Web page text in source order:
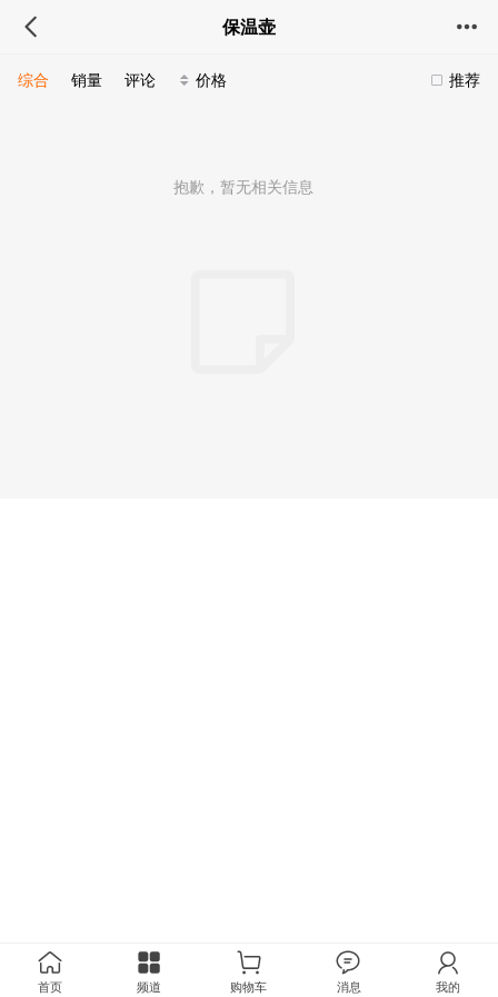
保温壶
推荐
综合 销量 评论 价格
抱歉，暂无相关信息
首页 频道 购物车 消息 我的